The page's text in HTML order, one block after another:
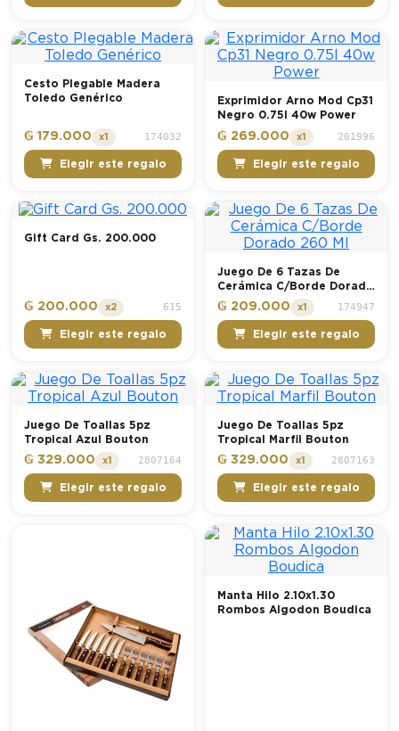
Cesto Plegable Madera
Toledo Genérico
₲ 179.000 x1 174032
Elegir este regalo
Exprimidor Arno Mod Cp31
Negro 0.75l 40w Power
₲ 269.000 x1 201996
Elegir este regalo
Gift Card Gs. 200.000
₲ 200.000 x2 615
Elegir este regalo
Juego De 6 Tazas De
Cerámica C/Borde Dorado
260 Ml
₲ 209.000 x1 174947
Elegir este regalo
Juego De Toallas 5pz
Tropical Azul Bouton
₲ 329.000 x1 2807164
Elegir este regalo
Juego De Toallas 5pz
Tropical Marfil Bouton
₲ 329.000 x1 2807163
Elegir este regalo
Manta Hilo 2.10x1.30
Rombos Algodon Boudica